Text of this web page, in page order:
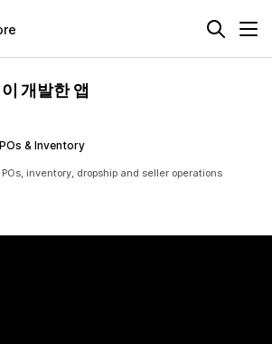
개발한 앱
& Inventory
inventory, dropship and seller operations